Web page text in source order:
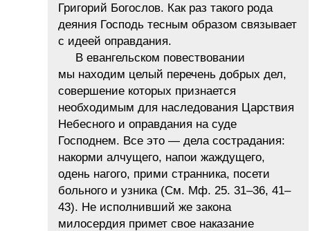
Григорий Богослов. Как раз такого рода
деяния Господь тесным образом связывает
с идеей оправдания.
В евангельском повествовании
мы находим целый перечень добрых дел,
совершение которых признается
необходимым для наследования Царствия
Небесного и оправдания на суде
Господнем. Все это — дела сострадания:
накорми алчущего, напои жаждущего,
одень нагого, прими странника, посети
больного и узника (См. Мф. 25. 31–36, 41–
43). Не исполнивший же закона
милосердия примет свое наказание